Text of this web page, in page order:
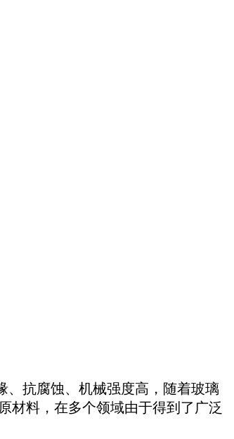
抗腐蚀、机械强度高，随着玻璃
材料，在多个领域由于得到了广泛